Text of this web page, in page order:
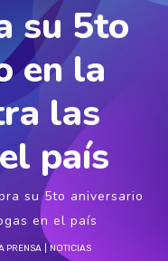
su 5to
en la
las
país
su 5to aniversario
en el país
PRENSA NOTICIAS